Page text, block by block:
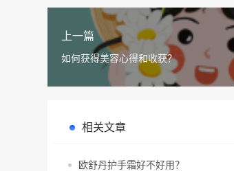
上一篇
如何获得美容心得和收获？
相关文章
欧舒丹护手霜好不好用？